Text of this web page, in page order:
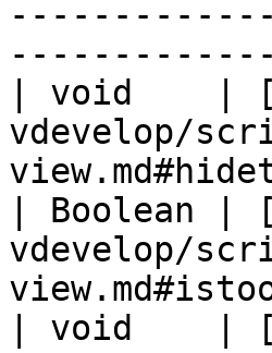
| void    |
vdevelop/
| Boolean |
vdevelop/
| void    |